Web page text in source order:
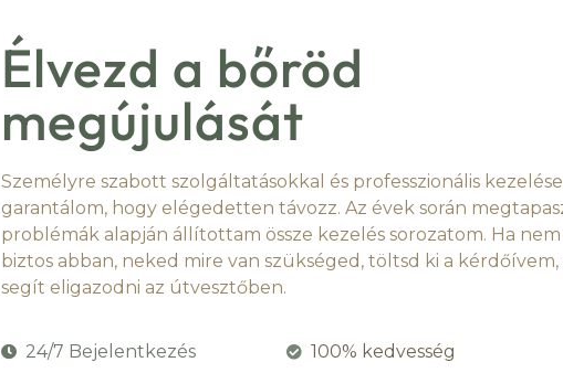
Élvezd a bőröd
megújulását
Személyre szabott szolgáltatásokkal és professzionális
garantálom, hogy elégedetten távozz. Az évek során
problémák alapján állítottam össze kezelés sorozatom. Ha
biztos abban, neked mire van szükséged, töltsd ki a kérdőívem,
segít eligazodni az útvesztőben.
24/7 Bejelentkezés
100% kedvesség